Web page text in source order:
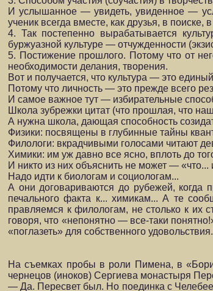
И услышанное — увидеть, увиденное —
ученик всегда вместе, как дру­зья, в
4. Так постепенно вырабатывается
буржуазной культуре — отчужденно­сти
5. Постижение прошлого. Потому что от
необходимости делания, творения.
Вот и получается, что культура — это
Потому что личность — это прежде всего
И самое важное тут — избирательные
Школа зубрежки цитат (что прошлая, что
А нужна школа, дающая способность
Физики: посвящены в глубинные тайны
Филологи: вкрадчивыми голосами читают
Химики: им уж давно все ясно, вплоть до
И никто из них объяснить не может — «что...
Надо идти к биологам и социологам...
А они договариваются до рубежей, когда
печального факта к... химикам... А те
правляемся к филологам, не столько к их
говоря, что «непонятно — все-таки
«поглазеть» для собственного
На съемках пробы в роли Пимена, в
чернецов (иноков) Сергиева мо­настыря
— Да. Пересвет был. Но поединка с